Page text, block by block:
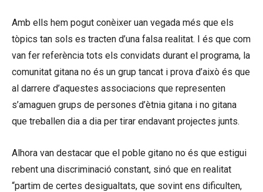
Amb ells hem pogut conèixer uan vegada més que els
tòpics tan sols es tracten d’una falsa realitat. I és que com
van fer referència tots els convidats durant el programa, la
comunitat gitana no és un grup tancat i prova d’això és que
al darrere d’aquestes associacions que representen
s’amaguen grups de persones d’ètnia gitana i no gitana
que treballen dia a dia per tirar endavant projectes junts.
Alhora van destacar que el poble gitano no és que estigui
rebent una discriminació constant, sinó que en realitat
“partim de certes desigualtats, que sovint ens dificulten,